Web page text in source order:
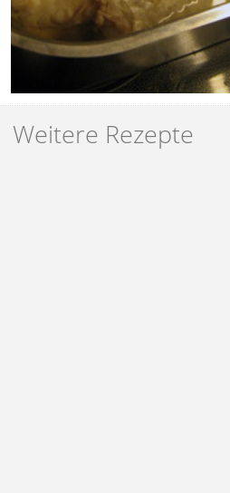
Weitere Rezepte